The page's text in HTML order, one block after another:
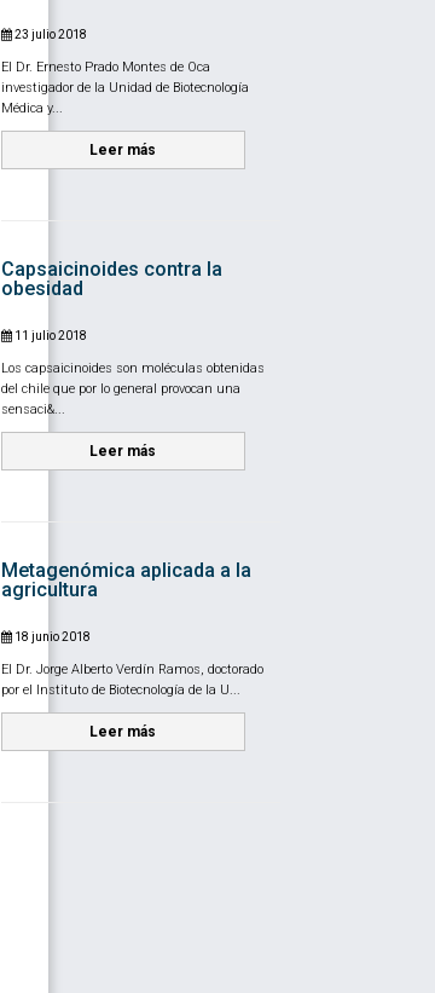
23 julio 2018
El Dr. Ernesto Prado Montes de Oca
investigador de la Unidad de Biotecnología
Médica y...
Leer más
Capsaicinoides contra la
obesidad
11 julio 2018
Los capsaicinoides son moléculas obtenidas
del chile que por lo general provocan una
sensaci&...
Leer más
Metagenómica aplicada a la
agricultura
18 junio 2018
El Dr. Jorge Alberto Verdín Ramos, doctorado
por el Instituto de Biotecnología de la U...
Leer más